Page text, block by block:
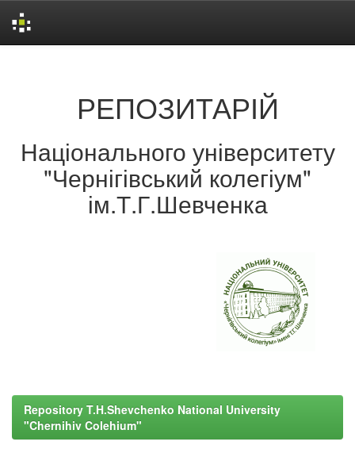
РЕПОЗИТАРІЙ
Національного університету
"Чернігівський колегіум"
ім.Т.Г.Шевченка
Repository T.H.Shevchenko National University
"Chernihiv Colehium"